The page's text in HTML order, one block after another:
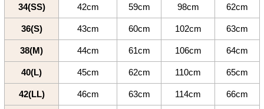
34(SS) 42cm 59cm 98cm 62cm
36(S) 43cm 60cm 102cm 63cm
38(M) 44cm 61cm 106cm 64cm
40(L) 45cm 62cm 110cm 65cm
42(LL) 46cm 63cm 114cm 66cm